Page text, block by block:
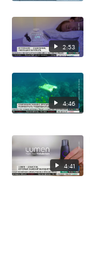
2:53
4:46
4:41